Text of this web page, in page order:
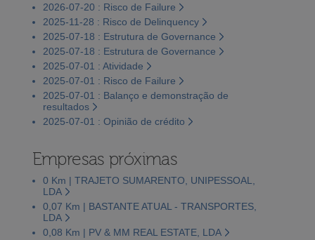
2026-07-20 : Risco de Failure
2025-11-28 : Risco de Delinquency
2025-07-18 : Estrutura de Governance
2025-07-18 : Estrutura de Governance
2025-07-01 : Atividade
2025-07-01 : Risco de Failure
2025-07-01 : Balanço e demonstração de
resultados
2025-07-01 : Opinião de crédito
Empresas próximas
0 Km | TRAJETO SUMARENTO, UNIPESSOAL,
LDA
0,07 Km | BASTANTE ATUAL - TRANSPORTES,
LDA
0,08 Km | PV & MM REAL ESTATE, LDA